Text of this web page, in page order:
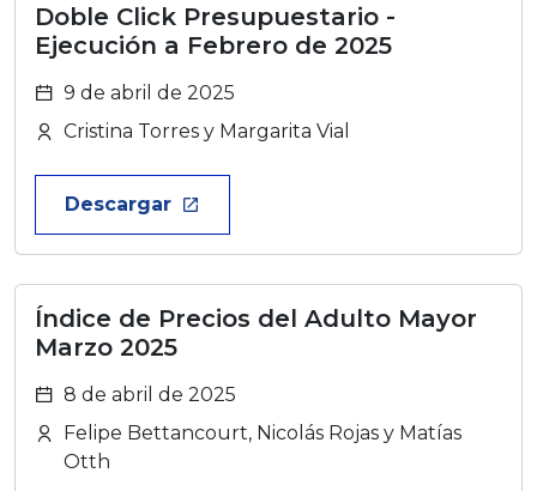
Doble Click Presupuestario -
Ejecución a Febrero de 2025
9 de abril de 2025
Cristina Torres y Margarita Vial
Descargar launch
Índice de Precios del Adulto Mayor
Marzo 2025
8 de abril de 2025
Felipe Bettancourt, Nicolás Rojas y Matías
Otth